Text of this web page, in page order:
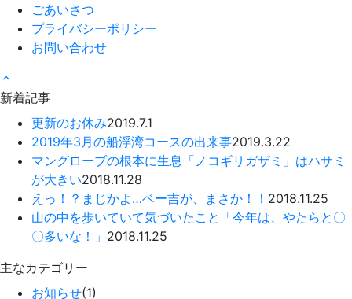
ごあいさつ
プライバシーポリシー
お問い合わせ
新着記事
更新のお休み2019.7.1
2019年3月の船浮湾コースの出来事2019.3.22
マングローブの根本に生息「ノコギリガザミ」はハサミ
が大きい2018.11.28
えっ！？まじかよ…ベー吉が、まさか！！ 2018.11.25
山の中を歩いていて気づいたこと「今年は、やたらと〇
〇多いな！」 2018.11.25
主なカテゴリー
お知らせ(1)